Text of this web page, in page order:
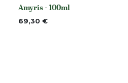
Niet op voorraad
Amyris - 100ml
69,30 €